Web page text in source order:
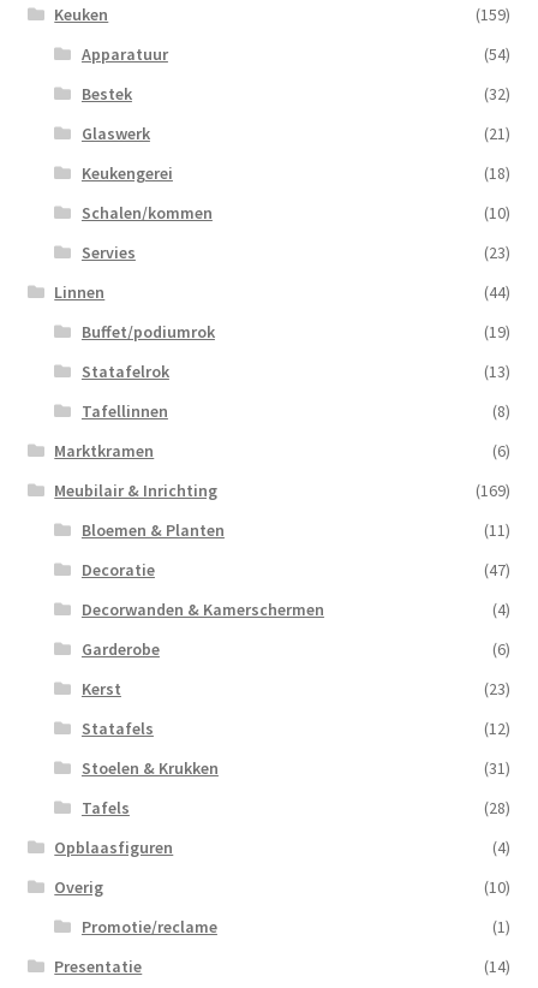
Keuken
(159)
Apparatuur
(54)
Bestek
(32)
Glaswerk
(21)
Keukengerei
(18)
Schalen/kommen
(10)
Servies
(23)
Linnen
(44)
Buffet/podiumrok
(19)
Statafelrok
(13)
Tafellinnen
(8)
Marktkramen
(6)
Meubilair & Inrichting
(169)
Bloemen & Planten
(11)
Decoratie
(47)
Decorwanden & Kamerschermen
(4)
Garderobe
(6)
Kerst
(23)
Statafels
(12)
Stoelen & Krukken
(31)
Tafels
(28)
Opblaasfiguren
(4)
Overig
(10)
Promotie/reclame
(1)
Presentatie
(14)